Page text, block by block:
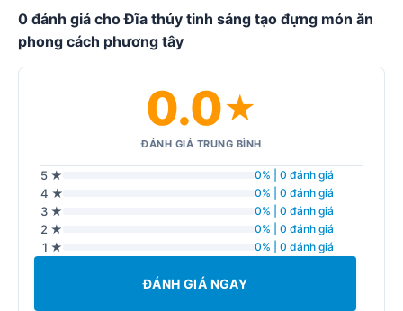
0 đánh giá cho Đĩa thủy tinh sáng tạo đựng món ăn
phong cách phương tây
0.0★
ĐÁNH GIÁ TRUNG BÌNH
5 ★ 0% | 0 đánh giá
4 ★ 0% | 0 đánh giá
3 ★ 0% | 0 đánh giá
2 ★ 0% | 0 đánh giá
1 ★ 0% | 0 đánh giá
ĐÁNH GIÁ NGAY